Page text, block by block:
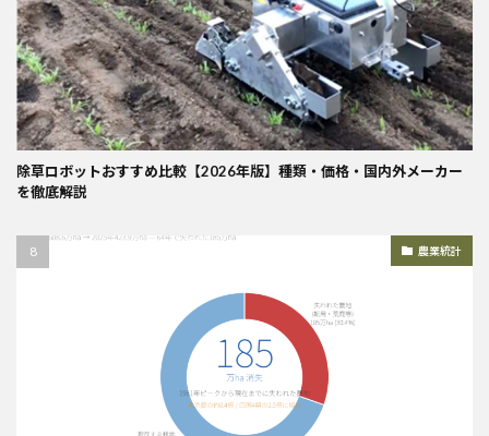
除草ロボットおすすめ比較【2026年版】種類・価格・国内外メーカー
を徹底解説
農業統計